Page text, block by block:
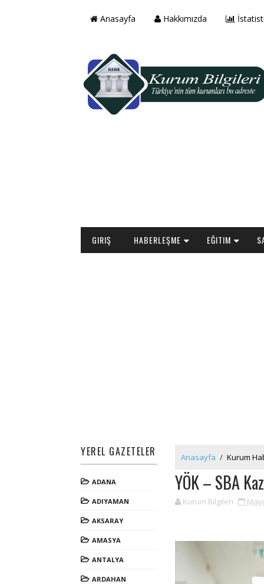
Anasayfa Hakkımızda
GIRIŞ HABERLEŞME EĞITIM
YEREL GAZETELER
ADANA
ADIYAMAN
AKSARAY
AMASYA
ANTALYA
ARDAHAN
Anasayfa / Kurum
YÖK – SBA
Kurum Bilgileri